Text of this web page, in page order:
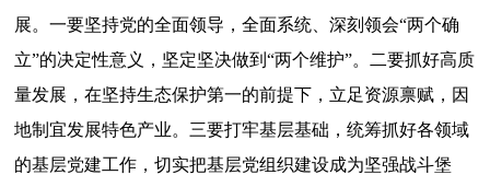
展。一要坚持党的全面领导，全面系统、深刻领会“两个确
立”的决定性意义，坚定坚决做到“两个维护”。二要抓好高质
量发展，在坚持生态保护第一的前提下，立足资源禀赋，因
地制宜发展特色产业。三要打牢基层基础，统筹抓好各领域
的基层党建工作，切实把基层党组织建设成为坚强战斗堡